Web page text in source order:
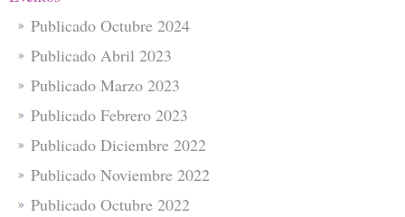
Publicado Octubre 2024
Publicado Abril 2023
Publicado Marzo 2023
Publicado Febrero 2023
Publicado Diciembre 2022
Publicado Noviembre 2022
Publicado Octubre 2022